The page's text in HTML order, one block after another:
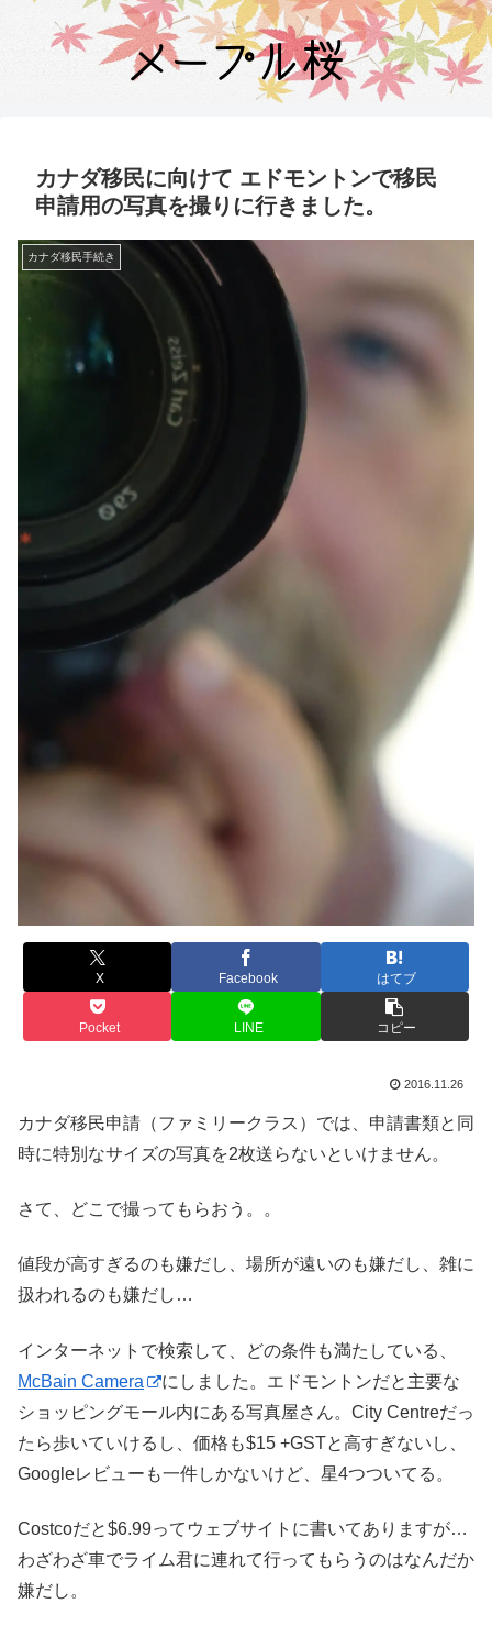
カナダ移民に向けて エドモントンで移民
申請用の写真を撮りに行きました。
カナダ移民手続き
X Facebook はてブ
Pocket LINE コピー
2016.11.26
カナダ移民申請（ファミリークラス）では、申請書類と同
時に特別なサイズの写真を2枚送らないといけません。
さて、どこで撮ってもらおう。。
値段が高すぎるのも嫌だし、場所が遠いのも嫌だし、雑に
扱われるのも嫌だし…
インターネットで検索して、どの条件も満たしている、
McBain Camera
にしました。エドモントンだと主要な
ショッピングモール内にある写真屋さん。City Centreだっ
たら歩いていけるし、価格も$15 +GSTと高すぎないし、
Googleレビューも一件しかないけど、星4つついてる。
Costcoだと$6.99ってウェブサイトに書いてありますが…
わざわざ車でライム君に連れて行ってもらうのはなんだか
嫌だし。